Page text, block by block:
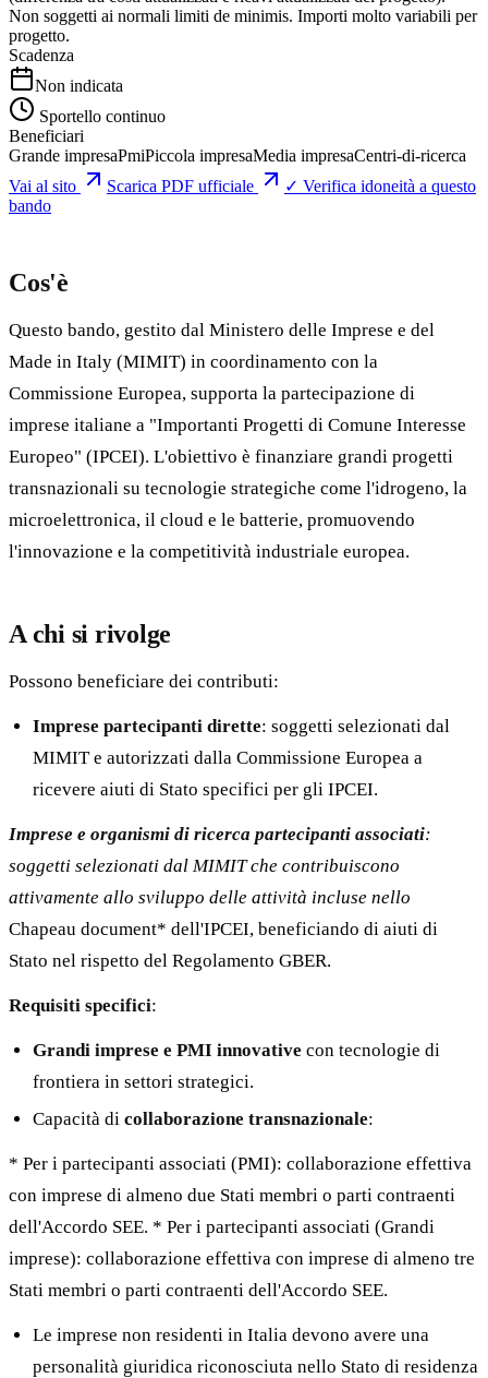
Non soggetti ai normali limiti de minimis. Importi molto variabili per
progetto.
Scadenza
Non indicata
Sportello continuo
Beneficiari
Grande impresaPmiPiccola impresaMedia impresaCentri-di-ricerca
Vai al sito
Scarica PDF ufficiale
✓ Verifica idoneità a questo
bando
Cos'è
Questo bando, gestito dal Ministero delle Imprese e del
Made in Italy (MIMIT) in coordinamento con la
Commissione Europea, supporta la partecipazione di
imprese italiane a "Importanti Progetti di Comune Interesse
Europeo" (IPCEI). L'obiettivo è finanziare grandi progetti
transnazionali su tecnologie strategiche come l'idrogeno, la
microelettronica, il cloud e le batterie, promuovendo
l'innovazione e la competitività industriale europea.
A chi si rivolge
Possono beneficiare dei contributi:
Imprese partecipanti dirette: soggetti selezionati dal
MIMIT e autorizzati dalla Commissione Europea a
ricevere aiuti di Stato specifici per gli IPCEI.
Imprese e organismi di ricerca partecipanti associati:
soggetti selezionati dal MIMIT che contribuiscono
attivamente allo sviluppo delle attività incluse nello
Chapeau document* dell'IPCEI, beneficiando di aiuti di
Stato nel rispetto del Regolamento GBER.
Requisiti specifici:
Grandi imprese e PMI innovative con tecnologie di
frontiera in settori strategici.
Capacità dicollaborazione transnazionale:
* Per i partecipanti associati (PMI): collaborazione effettiva
con imprese di almeno due Stati membri o parti contraenti
dell'Accordo SEE. * Per i partecipanti associati (Grandi
imprese): collaborazione effettiva con imprese di almeno tre
Stati membri o parti contraenti dell'Accordo SEE.
Le imprese non residenti in Italia devono avere una
personalità giuridica riconosciuta nello Stato di residenza